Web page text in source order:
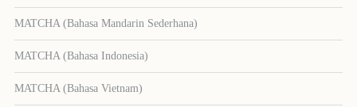
MATCHA (Bahasa Mandarin Sederhana)
MATCHA (Bahasa Indonesia)
MATCHA (Bahasa Vietnam)